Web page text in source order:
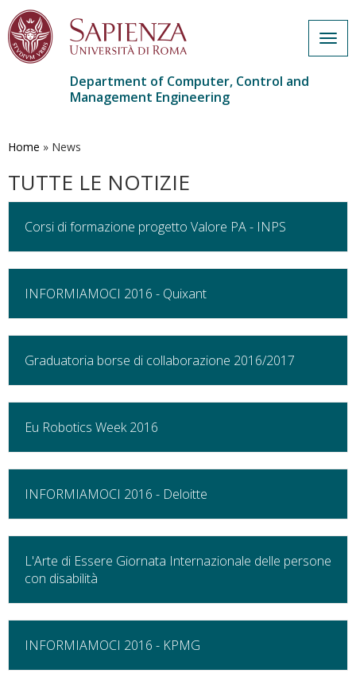
main
Department of Computer, Control and
Management Engineering
Home » News
TUTTE LE NOTIZIE
Corsi di formazione progetto Valore PA - INPS
INFORMIAMOCI 2016 - Quixant
Graduatoria borse di collaborazione 2016/2017
Eu Robotics Week 2016
INFORMIAMOCI 2016 - Deloitte
L'Arte di Essere Giornata Internazionale delle persone
con disabilità
INFORMIAMOCI 2016 - KPMG